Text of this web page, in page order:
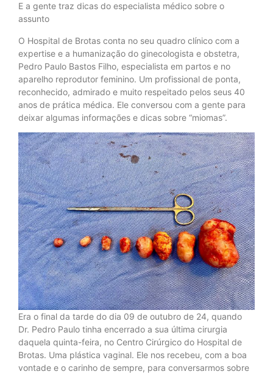
E a gente traz dicas do especialista médico sobre o
assunto
O Hospital de Brotas conta no seu quadro clínico com a
expertise e a humanização do ginecologista e obstetra,
Pedro Paulo Bastos Filho, especialista em partos e no
aparelho reprodutor feminino. Um profissional de ponta,
reconhecido, admirado e muito respeitado pelos seus 40
anos de prática médica. Ele conversou com a gente para
deixar algumas informações e dicas sobre “miomas”.
Era o final da tarde do dia 09 de outubro de 24, quando
Dr. Pedro Paulo tinha encerrado a sua última cirurgia
daquela quinta-feira, no Centro Cirúrgico do Hospital de
Brotas. Uma plástica vaginal. Ele nos recebeu, com a boa
vontade e o carinho de sempre, para conversarmos sobre